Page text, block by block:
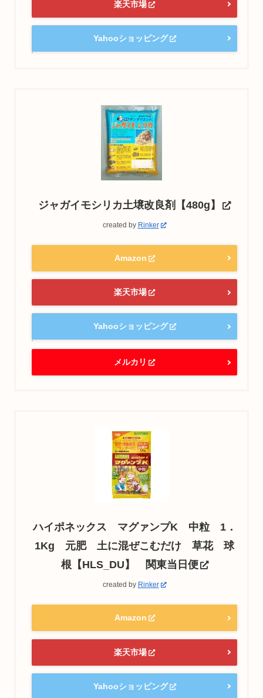
楽天市場
Yahooショッピング
ジャガイモシリカ土壌改良剤【480g】
created by Rinker
Amazon
楽天市場
Yahooショッピング
メルカリ
ハイポネックス マグァンプK 中粒 1．
1Kg 元肥 土に混ぜこむだけ 草花 球
根【HLS_DU】 関東当日便
created by Rinker
Amazon
楽天市場
Yahooショッピング